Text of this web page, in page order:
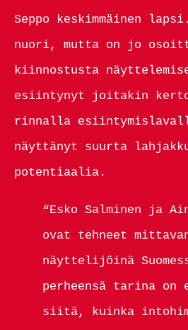
Seppo keskimmäinen
nuori, mutta on jo
kiinnostusta
esiintynyt joitakin
rinnalla
näyttänyt suurta
potentiaalia.
“Esko Salminen ja
ovat tehneet
näyttelijöinä
perheensä tarina on
siitä, kuinka